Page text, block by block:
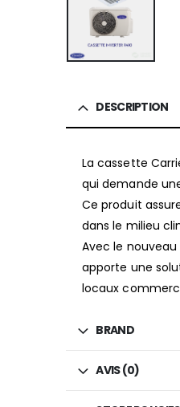
DESCRIPTION
La cassette
qui demande
Ce produit
dans le milieu
Avec le
apporte une
locaux
BRAND
AVIS (0)